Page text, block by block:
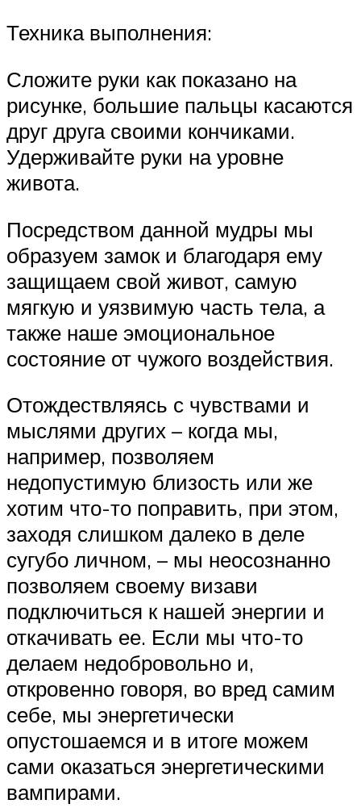
Техника выполнения:
Сложите руки как показано на
рисунке, большие пальцы касаются
друг друга своими кончиками.
Удерживайте руки на уровне
живота.
Посредством данной мудры мы
образуем замок и благодаря ему
защищаем свой живот, самую
мягкую и уязвимую часть тела, а
также наше эмоциональное
состояние от чужого воздействия.
Отождествляясь с чувствами и
мыслями других – когда мы,
например, позволяем
недопустимую близость или же
хотим что-то поправить, при этом,
заходя слишком далеко в деле
сугубо личном, – мы неосознанно
позволяем своему визави
подключиться к нашей энергии и
откачивать ее. Если мы что-то
делаем недобровольно и,
откровенно говоря, во вред самим
себе, мы энергетически
опустошаемся и в итоге можем
сами оказаться энергетическими
вампирами.